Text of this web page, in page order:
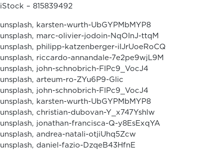
iStock – 815839492
unsplash, karsten-wurth-UbGYPMbMYP8
unsplash, marc-olivier-jodoin-NqOInJ-ttqM
unsplash, philipp-katzenberger-iIJrUoeRoCQ
unsplash, riccardo-annandale-7e2pe9wjL9M
unsplash, john-schnobrich-FlPc9_VocJ4
unsplash, arteum-ro-ZYu6P9-Glic
unsplash, john-schnobrich-FlPc9_VocJ4
unsplash, karsten-wurth-UbGYPMbMYP8
unsplash, christian-dubovan-Y_x747Yshlw
unsplash, jonathan-francisca-Q-y8EsExqYA
unsplash, andrea-natali-otjiUhq5Zcw
unsplash, daniel-fazio-DzqeB43HfnE